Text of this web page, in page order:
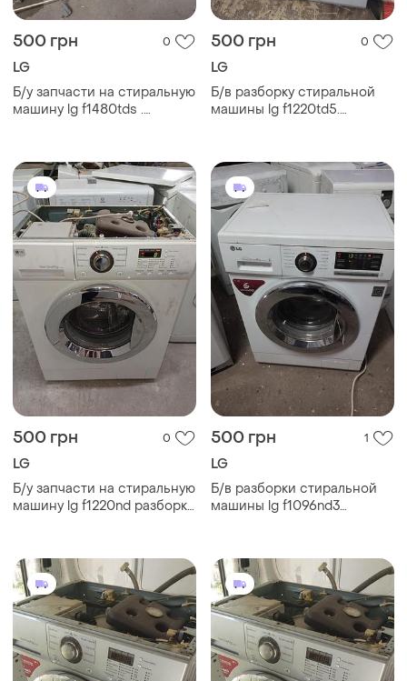
500 грн 0
LG
Б/у запчасти на стиральную
машину lg f1480tds .
f1480tds по запчастям
500 грн 0
LG
Б/в разборку стиральной
машины lg f1220td5.
500 грн 0
LG
Б/у запчасти на стиральную
машину lg f1220nd разборка
запчастям
500 грн 1
LG
Б/в разборки стиральной
машины lg f1096nd3